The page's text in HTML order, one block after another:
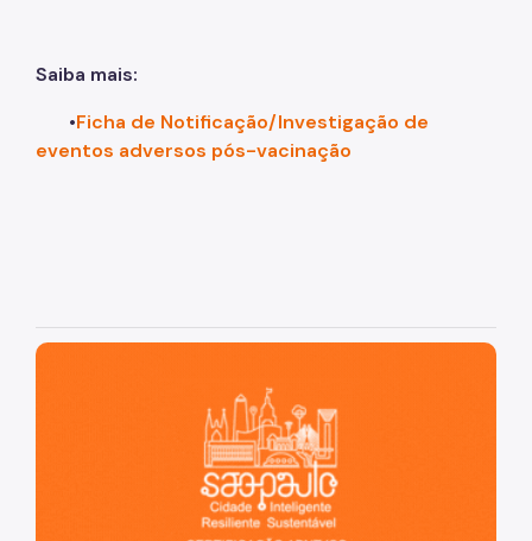
Saiba mais:
•Ficha de Notificação/Investigação de
eventos adversos pós-vacinação
São Paulo, cidade inteligente, resiliente e sustentável